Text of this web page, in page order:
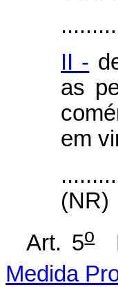
II -
as
em
(NR)
Art. 5o
Medida